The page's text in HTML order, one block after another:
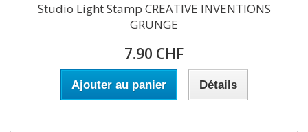
Studio Light Stamp CREATIVE INVENTIONS
GRUNGE
7.90 CHF
Ajouter au panier Détails